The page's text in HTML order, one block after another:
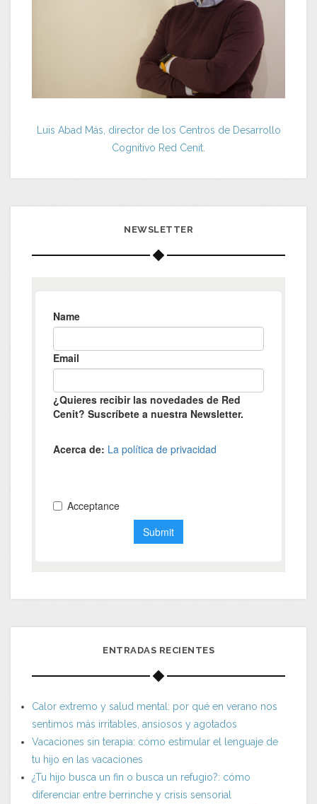
Luis Abad Más, director de los Centros de Desarrollo
Cognitivo Red Cenit.
NEWSLETTER
ENTRADAS RECIENTES
Calor extremo y salud mental: por qué en verano nos
sentimos más irritables, ansiosos y agotados
Vacaciones sin terapia: cómo estimular el lenguaje de
tu hijo en las vacaciones
¿Tu hijo busca un fin o busca un refugio?: cómo
diferenciar entre berrinche y crisis sensorial